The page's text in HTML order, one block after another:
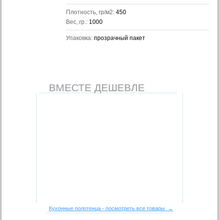
Плотность, гр/м2: 450
Вес, гр.: 1000
Упаковка: прозрачный пакет
ВМЕСТЕ ДЕШЕВЛЕ
Кухонные полотенца - посмотреть все товары →